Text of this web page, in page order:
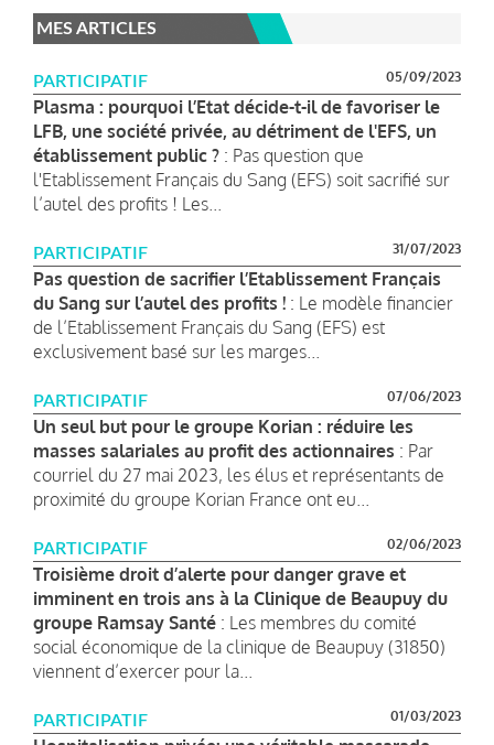
MES ARTICLES
PARTICIPATIF 05/09/2023
Plasma : pourquoi l’Etat décide-t-il de favoriser le
LFB, une société privée, au détriment de l'EFS, un
établissement public ? : Pas question que
l'Etablissement Français du Sang (EFS) soit sacrifié sur
l’autel des profits ! Les...
PARTICIPATIF 31/07/2023
Pas question de sacrifier l’Etablissement Français
du Sang sur l’autel des profits ! : Le modèle financier
de l’Etablissement Français du Sang (EFS) est
exclusivement basé sur les marges...
PARTICIPATIF 07/06/2023
Un seul but pour le groupe Korian : réduire les
masses salariales au profit des actionnaires : Par
courriel du 27 mai 2023, les élus et représentants de
proximité du groupe Korian France ont eu...
PARTICIPATIF 02/06/2023
Troisième droit d’alerte pour danger grave et
imminent en trois ans à la Clinique de Beaupuy du
groupe Ramsay Santé : Les membres du comité
social économique de la clinique de Beaupuy (31850)
viennent d’exercer pour la...
PARTICIPATIF 01/03/2023